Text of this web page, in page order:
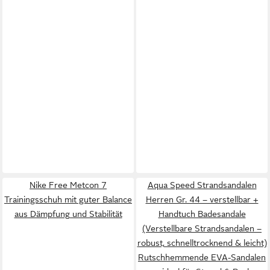
Nike Free Metcon 7
Trainingsschuh mit guter Balance
aus Dämpfung und Stabilität
Aqua Speed Strandsandalen
Herren Gr. 44 – verstellbar +
Handtuch Badesandale
(Verstellbare Strandsandalen –
robust, schnelltrocknend & leicht)
Rutschhemmende EVA-Sandalen